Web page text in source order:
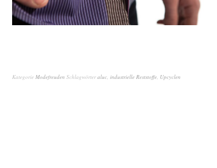
Kategorie Modefreuden Schlagwörteraluc, industrielle Reststoffe, Upcyclen